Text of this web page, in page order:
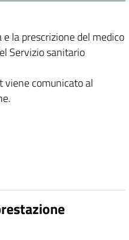
la prescrizione del medico
Servizio sanitario
viene comunicato al